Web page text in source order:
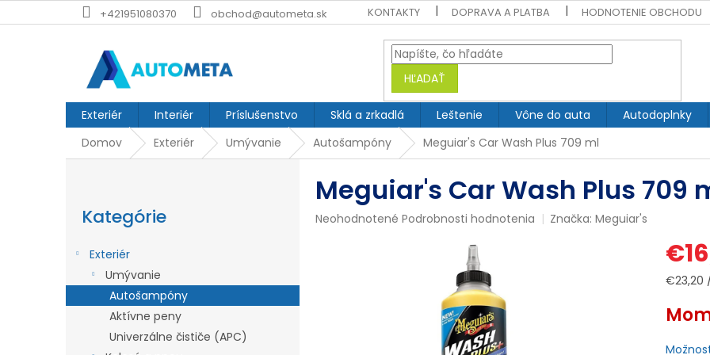
na
+421951080370 obchod@autometa.sk KONTAKTY DOPRAVA A PLATBA HODNOTENIE OBCHODU
HĽADAŤ
Exteriér Interiér Príslušenstvo Sklá a zrkadlá Leštenie Vône do auta Autodoplnky
Domov
Exteriér Umývanie Autošampóny Meguiar's Car Wash Plus 709 ml
ý
p
a
kategórie
Kategórie
Exteriér
Umývanie
Autošampóny
Aktívne peny
Univerzálne čističe (APC)
Meguiar's Car Wash Plus 709
Priemerné
Neohodnotené Podrobnosti hodnotenia Značka:Meguiar's
€23,20